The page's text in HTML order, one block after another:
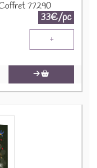
77290
33€/pc
+